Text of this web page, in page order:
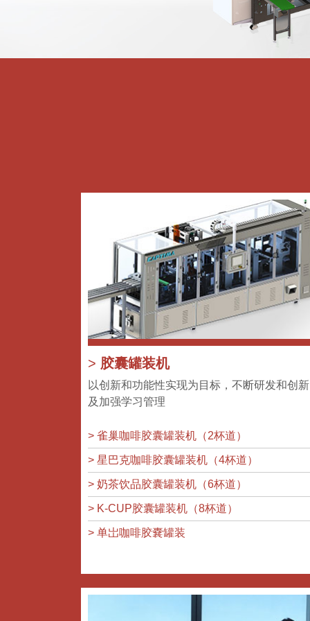
> 胶囊罐装机
以创新和功能性实现为目标，不断研发和创新
及加强学习管理
> 雀巢咖啡胶囊罐装机（2杯道）
> 星巴克咖啡胶囊罐装机（4杯道）
> 奶茶饮品胶囊罐装机（6杯道）
> K-CUP胶囊罐装机（8杯道）
> 单岀咖啡胶嚢罐装